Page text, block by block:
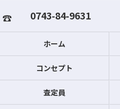
0743-84-9631
ホーム
コンセプト
査定員